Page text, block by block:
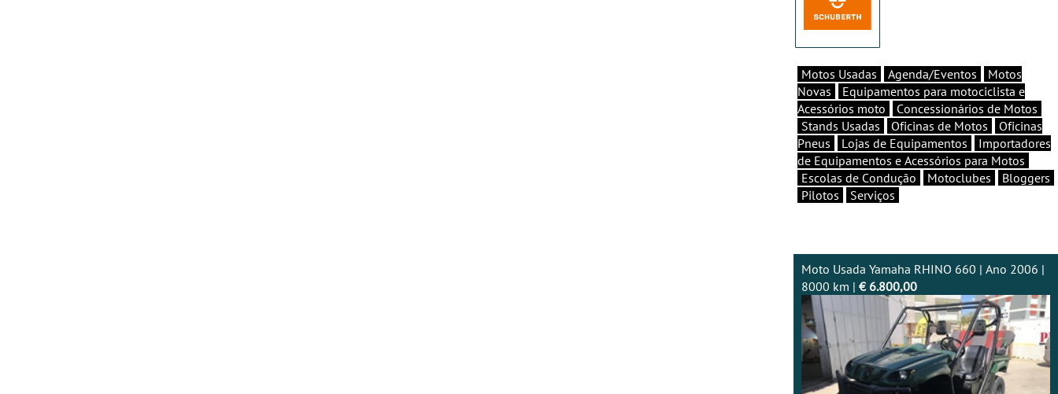
Motos Usadas Agenda/Eventos
Motos
Novas
Equipamentos para motociclista e
Acessórios moto
Concessionários de Motos
Stands Usadas
Oficinas de Motos
Oficinas
Pneus
Lojas de Equipamentos
Importadores
de Equipamentos e Acessórios para Motos
Escolas de Condução
Motoclubes
Bloggers
Pilotos
Serviços
Moto Usada Yamaha RHINO 660 | Ano 2006 |
8000 km | € 6.800,00